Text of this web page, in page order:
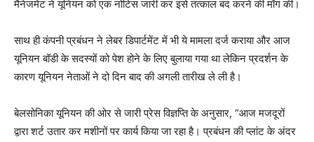
मैनेजमेंट ने यूनियन को एक नोटिस जारी कर इसे तत्काल बंद करने की माँग की।
साथ ही कंपनी प्रबंधन ने लेबर डिपार्टमेंट में भी ये मामला दर्ज कराया और आज
यूनियन बॉडी के सदस्यों को पेश होने के लिए बुलाया गया था लेकिन प्रदर्शन के
कारण यूनियन नेताओं ने दो दिन बाद की अगली तारीख ले ली है।
बेलसोनिका यूनियन की ओर से जारी प्रेस विज्ञप्ति के अनुसार, “आज मजदूरों
द्वारा शर्ट उतार कर मशीनों पर कार्य किया जा रहा है। प्रबंधन की प्लांट के अंदर